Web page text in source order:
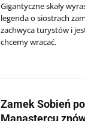
Gigantyczne skały
legenda o siostrach
zachwyca turystów i
chcemy wracać.
Zamek Sobień
Manastercu